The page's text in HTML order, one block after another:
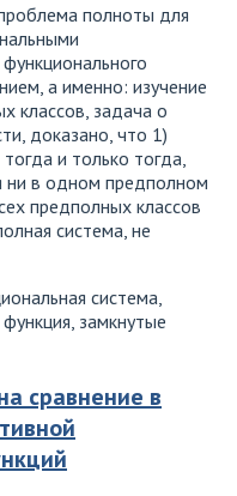
полноты для
а именно: изучение
классов, задача о
доказано, что 1)
и только тогда,
ни в одном предполном
предполных классов
система, не
система,
замкнутые
сравнение в